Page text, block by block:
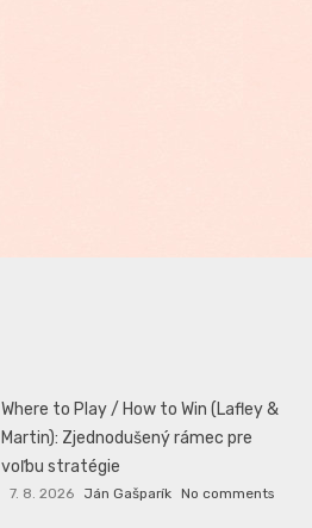
Where to Play / How to Win (Lafley &
Martin): Zjednodušený rámec pre
voľbu stratégie
7. 8. 2026 Ján Gašparík No comments